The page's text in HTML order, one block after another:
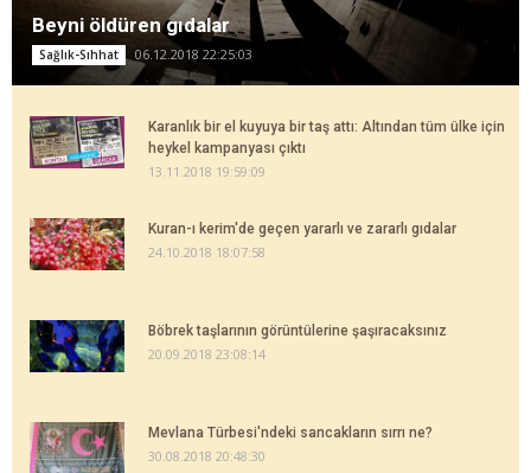
Beyni öldüren gıdalar
Sağlık-Sıhhat 06.12.2018 22:25:03
Karanlık bir el kuyuya bir taş attı: Altından tüm ülke için
heykel kampanyası çıktı
13.11.2018 19:59:09
Kuran-ı kerim'de geçen yararlı ve zararlı gıdalar
24.10.2018 18:07:58
Böbrek taşlarının görüntülerine şaşıracaksınız
20.09.2018 23:08:14
Mevlana Türbesi'ndeki sancakların sırrı ne?
30.08.2018 20:48:30